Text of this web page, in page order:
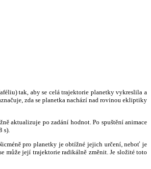
tak, aby se celá trajektorie planetky vykreslila a
zda se planetka nachází nad rovinou ekliptiky
aktualizuje po zadání hodnot. Po spuštění animace
s).
pro planetky je obtížné jejich určení, neboť je
může její trajektorie radikálně změnit. Je složité toto